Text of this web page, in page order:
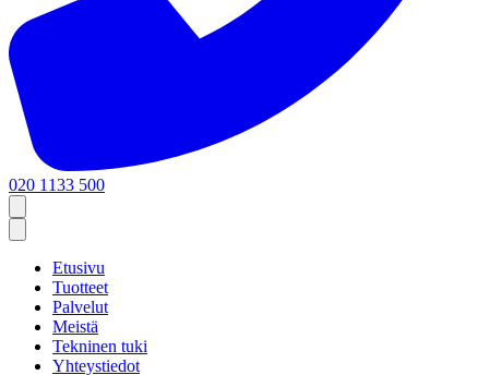
020 1133 500
Etusivu
Tuotteet
Palvelut
Meistä
Tekninen tuki
Yhteystiedot